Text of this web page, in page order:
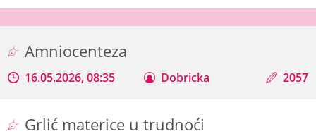
Amniocenteza
16.05.2026, 08:35 Dobricka 2057
Grlić materice u trudnoći